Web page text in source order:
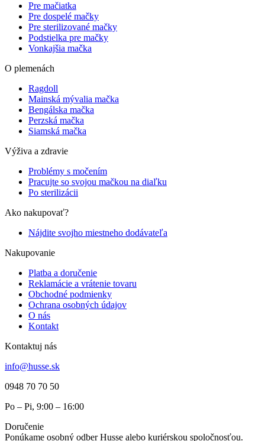
Pre mačiatka
Pre dospelé mačky
Pre sterilizované mačky
Podstielka pre mačky
Vonkajšia mačka
O plemenách
Ragdoll
Mainská mývalia mačka
Bengálska mačka
Perzská mačka
Siamská mačka
Výživa a zdravie
Problémy s močením
Pracujte so svojou mačkou na diaľku
Po sterilizácii
Ako nakupovať?
Nájdite svojho miestneho dodávateľa
Nakupovanie
Platba a doručenie
Reklamácie a vrátenie tovaru
Obchodné podmienky
Ochrana osobných údajov
O nás
Kontakt
Kontaktuj nás
info@husse.sk
0948 70 70 50
Po – Pi, 9:00 – 16:00
Doručenie
Ponúkame osobný odber Husse alebo kuriérskou spoločnosťou.